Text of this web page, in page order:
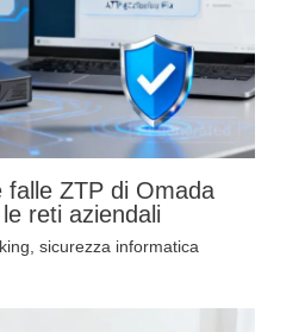
falle ZTP di Omada
reti aziendali
sicurezza informatica